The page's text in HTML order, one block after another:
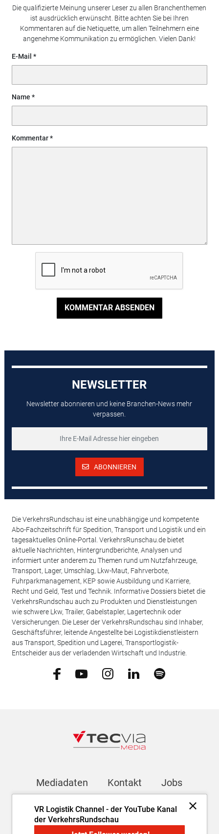
Die qualifizierte Meinung unserer Leser zu allen Branchenthemen
ist ausdrücklich erwünscht. Bitte achten Sie bei Ihren
Kommentaren auf die Netiquette, um allen Teilnehmern eine
angenehme Kommunikation zu ermöglichen. Vielen Dank!
E-Mail
Name
Kommentar
KOMMENTAR ABSENDEN
VR Logistik Channel - der YouTube Kanal
der VerkehrsRundschau
NEWSLETTER
Newsletter abonnieren und keine Branchen-News mehr
verpassen.
ABONNIEREN
Die VerkehrsRundschau ist eine unabhängige und kompetente
Abo-Fachzeitschrift für Spedition, Transport und Logistik und ein
tagesaktuelles Online-Portal. VerkehrsRunschau.de bietet
aktuelle Nachrichten, Hintergrundberichte, Analysen und
informiert unter anderem zu Themen rund um Nutzfahrzeuge,
Transport, Lager, Umschlag, Lkw-Maut, Fahrverbote,
Fuhrparkmanagement, KEP sowie Ausbildung und Karriere,
Recht und Geld, Test und Technik. Informative Dossiers bietet die
VerkehrsRundschau auch zu Produkten und Dienstleistungen
wie schwere Lkw, Trailer, Gabelstapler, Lagertechnik oder
Versicherungen. Die Leser der VerkehrsRundschau sind Inhaber,
Geschäftsführer, leitende Angestellte bei Logistikdienstleistern
aus Transport, Spedition und Lagerei, Transportlogistik-
Entscheider aus der verladenden Wirtschaft und Industrie.
Mediadaten Kontakt Jobs
Newsletter